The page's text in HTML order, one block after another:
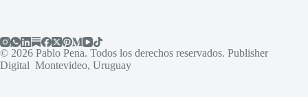
© 2026 Pablo Pena. Todos los derechos reservados. Publisher
Digital Montevideo, Uruguay